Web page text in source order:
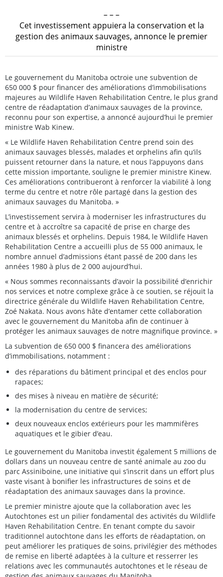
– – –
Cet investissement appuiera la conservation et la
gestion des animaux sauvages, annonce le premier
ministre
Le gouvernement du Manitoba octroie une subvention de
650 000 $ pour financer des améliorations d’immobilisations
majeures au Wildlife Haven Rehabilitation Centre, le plus grand
centre de réadaptation d’animaux sauvages de la province,
reconnu pour son expertise, a annoncé aujourd’hui le premier
ministre Wab Kinew.
« Le Wildlife Haven Rehabilitation Centre prend soin des
animaux sauvages blessés, malades et orphelins afin qu’ils
puissent retourner dans la nature, et nous l’appuyons dans
cette mission importante, souligne le premier ministre Kinew.
Ces améliorations contribueront à renforcer la viabilité à long
terme du centre et notre rôle partagé dans la gestion des
animaux sauvages du Manitoba. »
L’investissement servira à moderniser les infrastructures du
centre et à accroître sa capacité de prise en charge des
animaux blessés et orphelins. Depuis 1984, le Wildlife Haven
Rehabilitation Centre a accueilli plus de 55 000 animaux, le
nombre annuel d’admissions étant passé de 200 dans les
années 1980 à plus de 2 000 aujourd’hui.
« Nous sommes reconnaissants d’avoir la possibilité d’enrichir
nos services et notre complexe grâce à ce soutien, se réjouit la
directrice générale du Wildlife Haven Rehabilitation Centre,
Zoé Nakata. Nous avons hâte d’entamer cette collaboration
avec le gouvernement du Manitoba afin de continuer à
protéger les animaux sauvages de notre magnifique province. »
La subvention de 650 000 $ financera des améliorations
d’immobilisations, notamment :
des réparations du bâtiment principal et des enclos pour
rapaces;
des mises à niveau en matière de sécurité;
la modernisation du centre de services;
deux nouveaux enclos extérieurs pour les mammifères
aquatiques et le gibier d’eau.
Le gouvernement du Manitoba investit également 5 millions de
dollars dans un nouveau centre de santé animale au zoo du
parc Assiniboine, une initiative qui s’inscrit dans un effort plus
vaste visant à bonifier les infrastructures de soins et de
réadaptation des animaux sauvages dans la province.
Le premier ministre ajoute que la collaboration avec les
Autochtones est un pilier fondamental des activités du Wildlife
Haven Rehabilitation Centre. En tenant compte du savoir
traditionnel autochtone dans les efforts de réadaptation, on
peut améliorer les pratiques de soins, privilégier des méthodes
de remise en liberté adaptées à la culture et resserrer les
relations avec les communautés autochtones et le réseau de